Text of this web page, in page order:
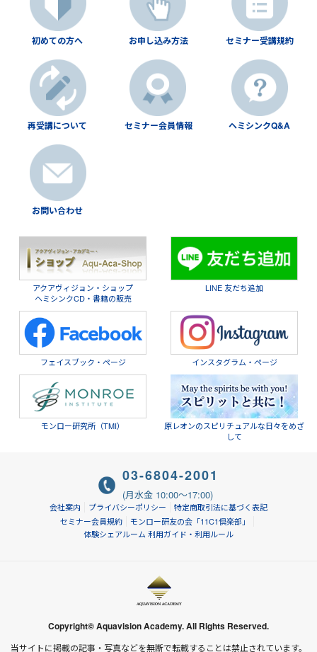
初めての方へ お申し込み方法 セミナー受講規約
再受講について セミナー会員情報 ヘミシンクQ&A
お問い合わせ
アクアヴィジョン・ショップ
ヘミシンクCD・書籍の販売
LINE 友だち追加
フェイスブック・ページ インスタグラム・ページ
モンロー研究所（TMI）
原レオンのスピリチュアルな日々をめざ
して
会社案内 プライバシーポリシー
特定商取引法に基づく表記
セミナー会員規約
モンロー研友の会「11C1倶楽部」
体験シェアルーム 利用ガイド・利用ルール
03-6804-2001
(月水金 10:00～17:00)
Copyright© Aquavision Academy. All Rights Reserved.
当サイトに掲載の記事・写真などを無断で転載することは禁止されています。